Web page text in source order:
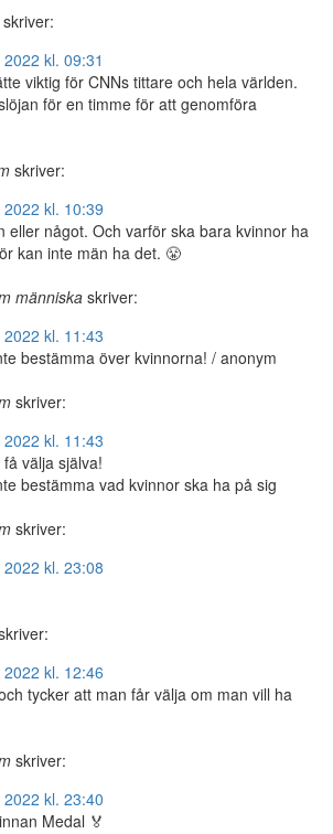
skriver:
kl. 09:31
viktig för CNNs tittare och hela världen.
för en timme för att genomföra
skriver:
kl. 10:39
eller något. Och varför ska bara kvinnor ha
kan inte män ha det. 😤
människaskriver:
kl. 11:43
bestämma över kvinnorna! / anonym
skriver:
kl. 11:43
välja själva!
bestämma vad kvinnor ska ha på sig
skriver:
kl. 23:08
kl. 12:46
tycker att man får välja om man vill ha
skriver:
kl. 23:40
Medal 🏅